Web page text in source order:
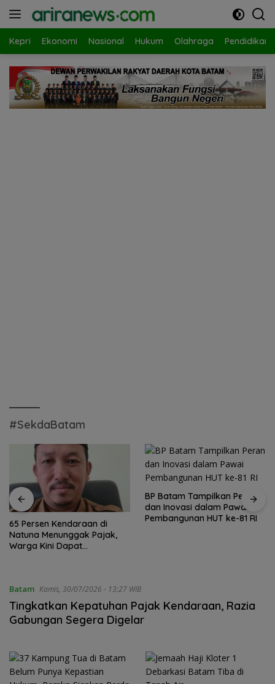
Kepri Ekonomi Nasional Hukum Olahraga Pendidikan
#SekdaBatam
65 Persen Kendaraan di
Natuna Menunggak Pajak,
Warga Kini Dapat
BP Batam Tampilkan Peran
dan Inovasi dalam Pawai
Pembangunan HUT ke-81 RI
Batam Kamis, 30/07/2026 - 13:27 WIB
Tingkatkan Kepatuhan Pajak Kendaraan, Razia
Gabungan Segera Digelar